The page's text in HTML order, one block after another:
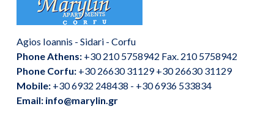
Agios Ioannis - Sidari - Corfu
Phone Athens: +30 210 5758942 Fax. 210 5758942
Phone Corfu: +30 26630 31129 +30 26630 31129
Mobile: +30 6932 248438 - +30 6936 533834
Email: info@marylin.gr